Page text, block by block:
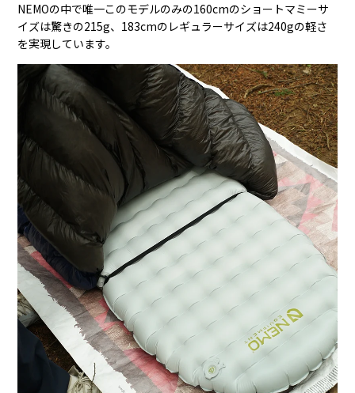
NEMOの中で唯一このモデルのみの160cmのショートマミーサ
イズは驚きの215g、183cmのレギュラーサイズは240gの軽さ
を実現しています。